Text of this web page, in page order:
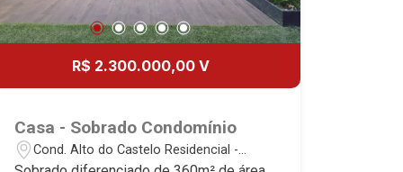
R$ 2.300.000,00 V
Casa - Sobrado Condomínio
Cond. Alto do Castelo Residencial -
Ribeirão Preto/SP